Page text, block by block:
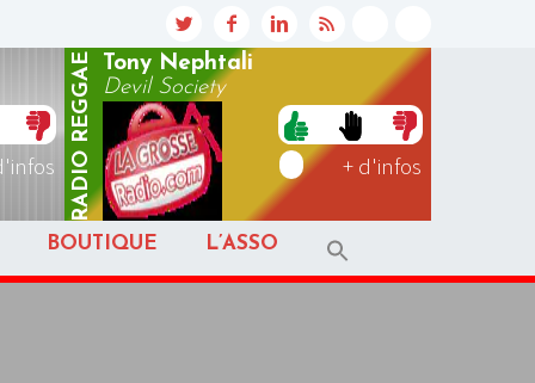
RADIO
REGGAE
Tony Nephtali
Devil Society
+ d'infos
BOUTIQUE L’ASSO